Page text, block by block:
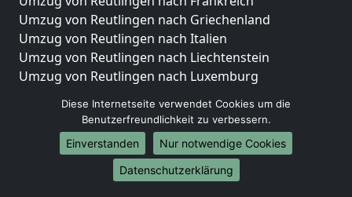
Umzug von Reutlingen nach Griechenland
Umzug von Reutlingen nach Italien
Umzug von Reutlingen nach Liechtenstein
Umzug von Reutlingen nach Luxemburg
Umzug von Reutlingen nach Norwegen
Umzüge-Deutschlandweit
Umzug von Reutlingen nach Berlin
Diese Internetseite verwendet Cookies um die
Benutzerfreundlichkeit zu verbessern.
Einverstanden
Nur notwendige Cookies
Datenschutzerklärung